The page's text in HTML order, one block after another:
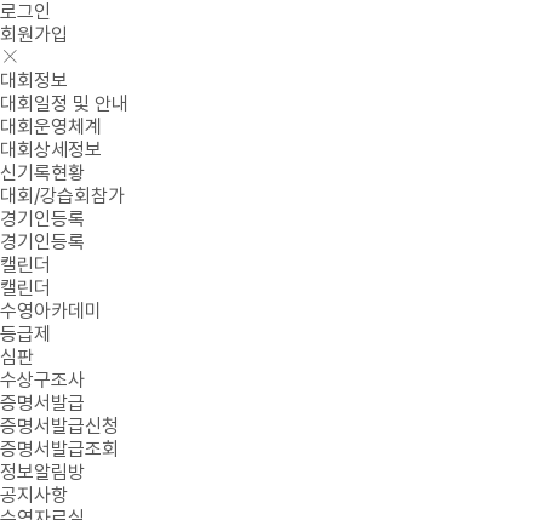
로그인
회원가입
대회정보
대회일정 및 안내
대회운영체계
대회상세정보
신기록현황
대회/강습회참가
경기인등록
경기인등록
캘린더
캘린더
수영아카데미
등급제
심판
수상구조사
증명서발급
증명서발급신청
증명서발급조회
정보알림방
공지사항